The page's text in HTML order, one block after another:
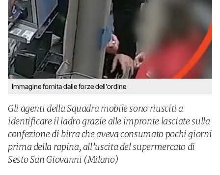
Immagine fornita dalle forze dell'ordine
Gli agenti della Squadra mobile sono riusciti a
identificare il ladro grazie alle impronte lasciate sulla
confezione di birra che aveva consumato pochi giorni
prima della rapina, all’uscita del supermercato di
Sesto San Giovanni (Milano)